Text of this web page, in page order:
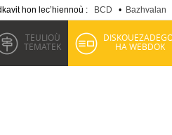
hon lec’hiennoù : BCD • Bazhvalan
TEULIOÙ
TEMATEK
HA WEBDOK